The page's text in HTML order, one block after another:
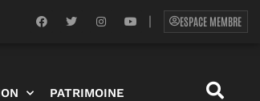
F
a
T
w
I
n
a
Y
o
ESPACE MEMBRE
PATRIMOINE